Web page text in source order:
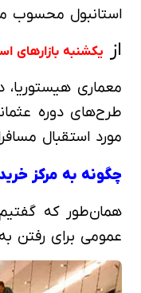
استانبول محسوب
از یکشنبه بازارهای
طرح‌های دوره
مورد استقبال
چگونه به مرکز
عمومی برای رفتن